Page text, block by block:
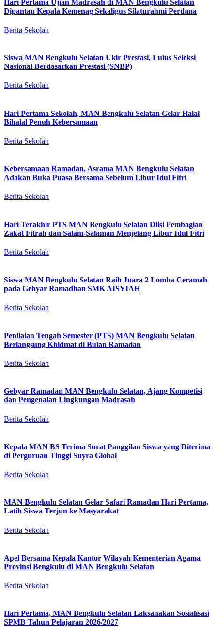
Hari Pertama Ujian Madrasah di MAN Bengkulu Selatan
Dipantau Kepala Kemenag Sekaligus Silaturahmi Perdana
Berita Sekolah
Siswa MAN Bengkulu Selatan Ukir Prestasi, Lulus Seleksi
Nasional Berdasarkan Prestasi (SNBP)
Berita Sekolah
Hari Pertama Sekolah, MAN Bengkulu Selatan Gelar Halal
Bihalal Penuh Kebersamaan
Berita Sekolah
Kebersamaan Ramadan, Asrama MAN Bengkulu Selatan
Adakan Buka Puasa Bersama Sebelum Libur Idul Fitri
Berita Sekolah
Hari Terakhir PTS MAN Bengkulu Selatan Diisi Pembagian
Zakat Fitrah dan Salam-Salaman Menjelang Libur Idul Fitri
Berita Sekolah
Siswa MAN Bengkulu Selatan Raih Juara 2 Lomba Ceramah
pada Gebyar Ramadhan SMK AISYIAH
Berita Sekolah
Penilaian Tengah Semester (PTS) MAN Bengkulu Selatan
Berlangsung Khidmat di Bulan Ramadan
Berita Sekolah
Gebyar Ramadan MAN Bengkulu Selatan, Ajang Kompetisi
dan Pengenalan Lingkungan Madrasah
Berita Sekolah
Kepala MAN BS Terima Surat Panggilan Siswa yang Diterima
di Perguruan Tinggi Suyra Global
Berita Sekolah
MAN Bengkulu Selatan Gelar Safari Ramadan Hari Pertama,
Latih Siswa Terjun ke Masyarakat
Berita Sekolah
Apel Bersama Kepala Kantor Wilayah Kementerian Agama
Provinsi Bengkulu di MAN Bengkulu Selatan
Berita Sekolah
Hari Pertama, MAN Bengkulu Selatan Laksanakan Sosialisasi
SPMB Tahun Pelajaran 2026/2027